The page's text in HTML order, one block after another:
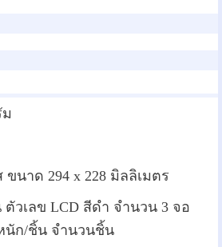
นาด 294 x 228 มิลลิเมตร
วเลข LCD สีดำ จำนวน 3 จอ
นัก/ชิ้น จำนวนชิ้น